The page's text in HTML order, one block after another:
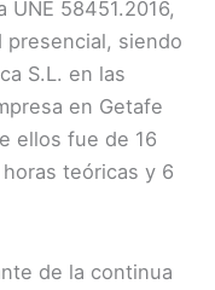
58451.2016,
presencial, siendo
S.L. en las
en Getafe
ellos fue de 16
teóricas y 6
de la continua